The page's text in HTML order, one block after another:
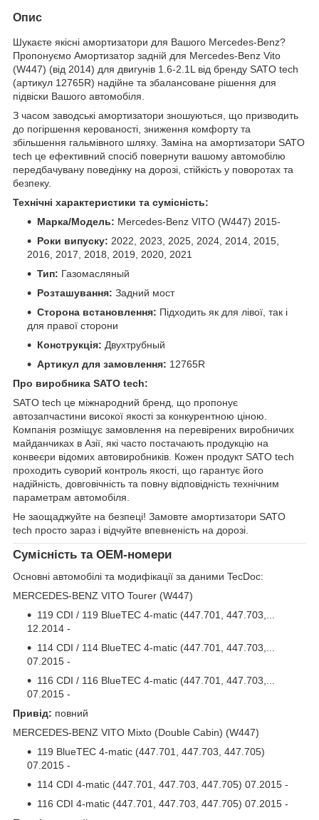
Опис
Шукаєте якісні амортизатори для Вашого Mercedes-Benz?
Пропонуємо Амортизатор задній для Mercedes-Benz Vito
(W447) (від 2014) для двигунів 1.6-2.1L від бренду SATO tech
(артикул 12765R) надійне та збалансоване рішення для
підвіски Вашого автомобіля.
З часом заводські амортизатори зношуються, що призводить
до погіршення керованості, зниження комфорту та
збільшення гальмівного шляху. Заміна на амортизатори SATO
tech це ефективний спосіб повернути вашому автомобілю
передбачувану поведінку на дорозі, стійкість у поворотах та
безпеку.
Технічні характеристики та сумісність:
Марка/Модель: Mercedes-Benz VITO (W447) 2015-
Роки випуску: 2022, 2023, 2025, 2024, 2014, 2015,
2016, 2017, 2018, 2019, 2020, 2021
Тип: Газомасляный
Розташування: Задний мост
Сторона встановлення: Підходить як для лівої, так і
для правої сторони
Конструкція: Двухтрубный
Артикул для замовлення: 12765R
Про виробника SATO tech:
SATO tech це міжнародний бренд, що пропонує
автозапчастини високої якості за конкурентною ціною.
Компанія розміщує замовлення на перевірених виробничих
майданчиках в Азії, які часто постачають продукцію на
конвеєри відомих автовиробників. Кожен продукт SATO tech
проходить суворий контроль якості, що гарантує його
надійність, довговічність та повну відповідність технічним
параметрам автомобіля.
Не заощаджуйте на безпеці! Замовте амортизатори SATO
tech просто зараз і відчуйте впевненість на дорозі.
Сумісність та OEM-номери
Основні автомобілі та модифікації за даними TecDoc:
MERCEDES-BENZ VITO Tourer (W447)
119 CDI / 119 BlueTEC 4-matic (447.701, 447.703,...
12.2014 -
114 CDI / 114 BlueTEC 4-matic (447.701, 447.703,...
07.2015 -
116 CDI / 116 BlueTEC 4-matic (447.701, 447.703,...
07.2015 -
Привід: повний
MERCEDES-BENZ VITO Mixto (Double Cabin) (W447)
119 BlueTEC 4-matic (447.701, 447.703, 447.705)
07.2015 -
114 CDI 4-matic (447.701, 447.703, 447.705) 07.2015 -
116 CDI 4-matic (447.701, 447.703, 447.705) 07.2015 -